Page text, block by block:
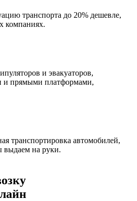
транспорта до 20% дешевле,
компаниях.
и эвакуаторов,
прямыми платформами,
транспортировка автомобилей,
выдаем на руки.